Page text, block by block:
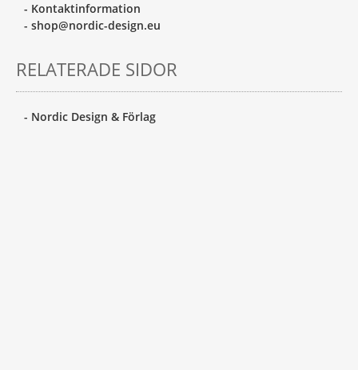
- Kontaktinformation
- shop@nordic-design.eu
RELATERADE SIDOR
- Nordic Design & Förlag